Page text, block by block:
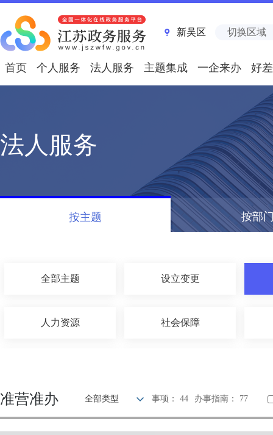
新吴区 切换区域
首页 个人服务 法人服务 主题集成 一企来办 好
法人服务
按主题 按部
全部主题 设立变更
人力资源 社会保障
准营准办 全部类型 事项： 44 办事指南： 77